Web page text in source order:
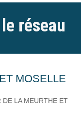
réseau
MOSELLE
DE LA MEURTHE ET